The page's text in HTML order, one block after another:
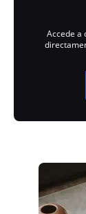
Accede a